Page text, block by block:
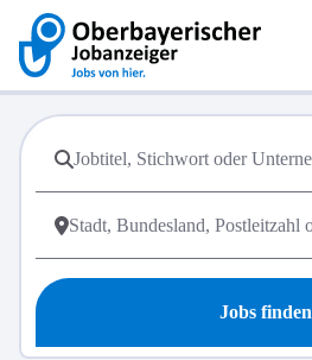
Jobs finden